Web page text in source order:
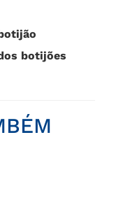
botijões